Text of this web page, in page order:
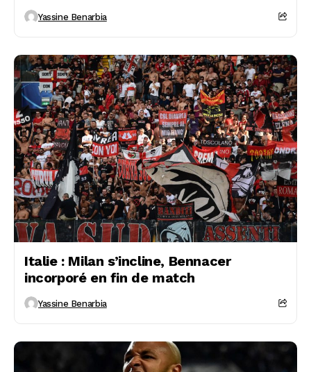
Yassine Benarbia
Italie : Milan s’incline, Bennacer
incorporé en fin de match
Yassine Benarbia